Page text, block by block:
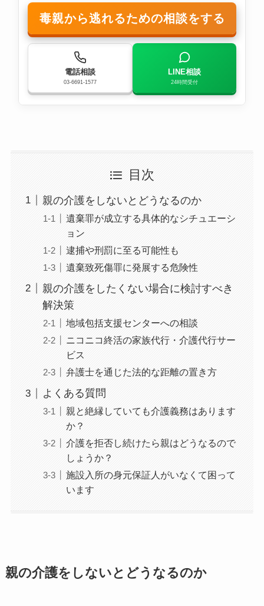
毒親から逃れるための相談をする
電話相談
03-6691-1577
LINE相談
24時間受付
目次
親の介護をしないとどうなるのか
遺棄罪が成立する具体的なシチュエーシ
ョン
逮捕や刑罰に至る可能性も
遺棄致死傷罪に発展する危険性
親の介護をしたくない場合に検討すべき
解決策
地域包括支援センターへの相談
ニコニコ終活の家族代行・介護代行サー
ビス
弁護士を通じた法的な距離の置き方
よくある質問
親と絶縁していても介護義務はあります
か？
介護を拒否し続けたら親はどうなるので
しょうか？
施設入所の身元保証人がいなくて困って
います
親の介護をしないとどうなるのか